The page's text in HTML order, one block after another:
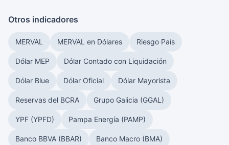
Otros indicadores
MERVAL MERVAL en Dólares Riesgo País
Dólar MEP Dólar Contado con Liquidación
Dólar Blue Dólar Oficial Dólar Mayorista
Reservas del BCRA Grupo Galicia (GGAL)
YPF (YPFD) Pampa Energía (PAMP)
Banco BBVA (BBAR) Banco Macro (BMA)